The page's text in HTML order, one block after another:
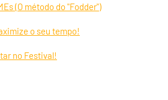
(O método do "Fodder")
o seu tempo!
no Festival!